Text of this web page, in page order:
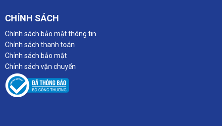
CHÍNH SÁCH
Chính sách bảo mật thông tin
Chính sách thanh toán
Chính sách bảo mật
Chính sách vận chuyển